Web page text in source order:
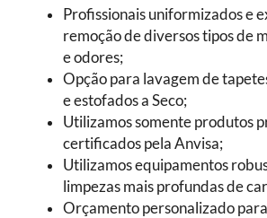
Profissionais uniformizados e
remoção de diversos tipos de
e odores;
Opção para lavagem de
e estofados a Seco;
Utilizamos somente produtos
certificados pela Anvisa;
Utilizamos equipamentos
limpezas mais profundas de
Orçamento personalizado